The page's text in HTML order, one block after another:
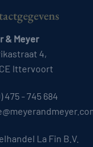
& Meyer
4,
Ittervoort
475 - 745 684
La Fin B.V.